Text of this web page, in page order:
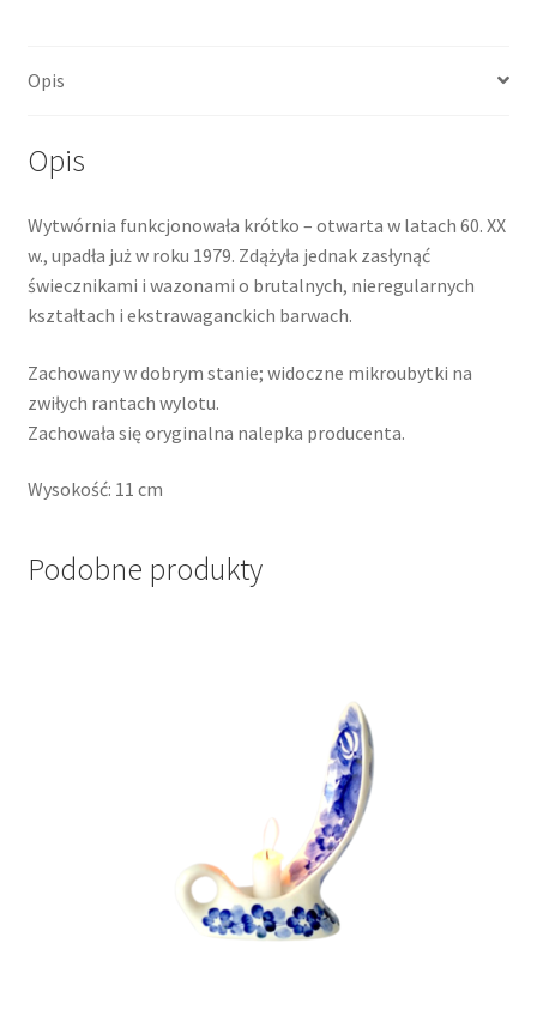
Opis
Opis
Wytwórnia funkcjonowała krótko – otwarta w latach 60. XX
w., upadła już w roku 1979. Zdążyła jednak zasłynąć
świecznikami i wazonami o brutalnych, nieregularnych
kształtach i ekstrawaganckich barwach.
Zachowany w dobrym stanie; widoczne mikroubytki na
zwiłych rantach wylotu.
Zachowała się oryginalna nalepka producenta.
Wysokość: 11 cm
Podobne produkty